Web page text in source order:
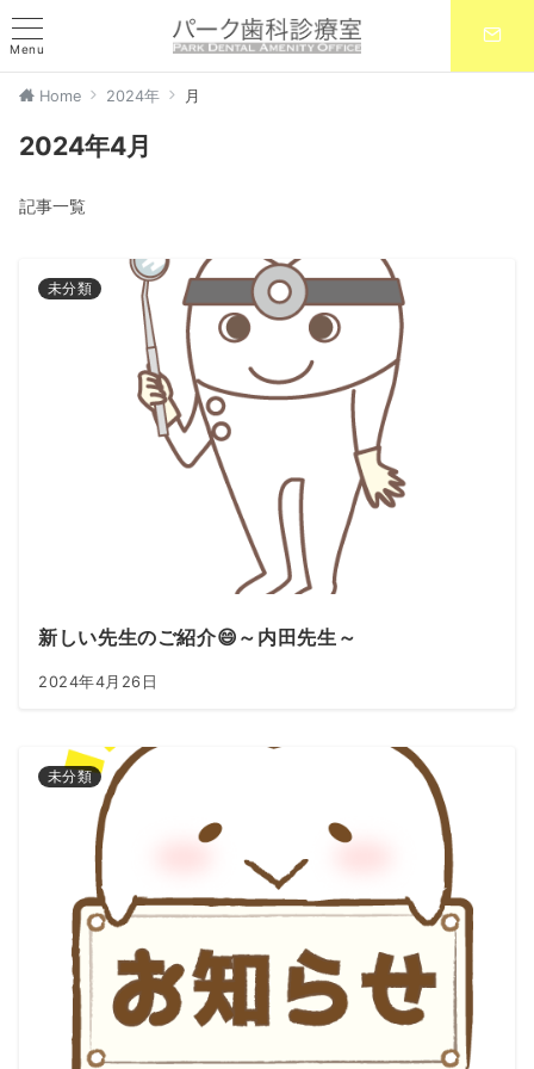
Menu
Home 2024年 月
2024年4月
記事一覧
未分類
新しい先生のご紹介😄～内田先生～
2024年4月26日
未分類